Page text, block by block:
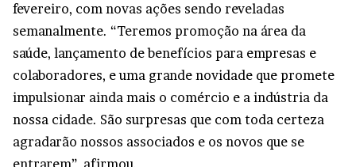
fevereiro, com novas ações sendo reveladas
semanalmente. “Teremos promoção na área da
saúde, lançamento de benefícios para empresas e
colaboradores, e uma grande novidade que promete
impulsionar ainda mais o comércio e a indústria da
nossa cidade. São surpresas que com toda certeza
agradarão nossos associados e os novos que se
entrarem”, afirmou.